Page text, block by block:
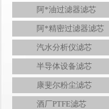
阿*油过滤器滤芯
阿*精密过滤器滤芯
汽水分析仪滤芯
半导体设备滤芯
康斐尔粉尘滤芯
酒厂PTFE滤芯